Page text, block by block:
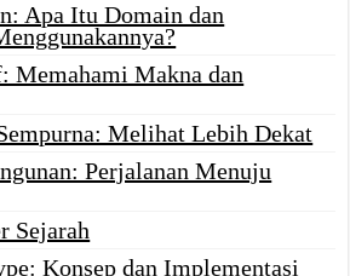
Apa Itu Domain dan
Memahami Makna dan
Melihat Lebih Dekat
Perjalanan Menuju
Sejarah
Konsep dan Implementasi